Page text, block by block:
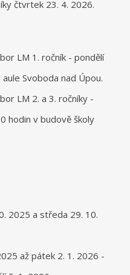
čtvrtek 23. 4. 2026.
LM 1. ročník - pondělí
Svoboda nad Úpou.
LM 2. a 3. ročníky -
hodin v budově školy
2025 a středa 29. 10.
až pátek 2. 1. 2026 -